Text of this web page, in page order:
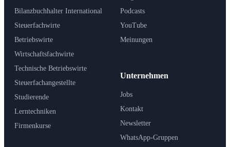
Bilanzbuchhalter International
Steuerfachwirte
Betriebswirte
Wirtschaftsfachwirte
Technische Betriebswirte
Steuerfachangestellte
Studierende
Lerntechniken
Firmenkurse
Podcasts
YouTube
Meinungen
Unternehmen
Jobs
Kontakt
Newsletter
WhatsApp-Gruppen